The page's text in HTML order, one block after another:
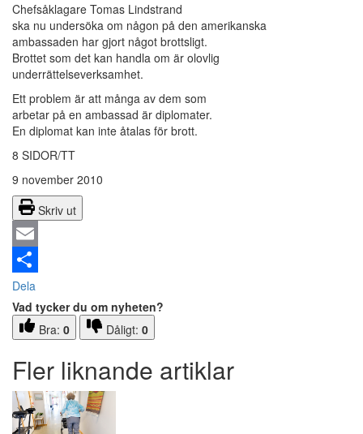
Chefsåklagare Tomas Lindstrand
ska nu undersöka om någon på den amerikanska
ambassaden har gjort något brottsligt.
Brottet som det kan handla om är olovlig
underrättelseverksamhet.
Ett problem är att många av dem som
arbetar på en ambassad är diplomater.
En diplomat kan inte åtalas för brott.
8 SIDOR/TT
9 november 2010
Skriv ut
Email
Dela
Vad tycker du om nyheten?
Bra: 0 Dåligt: 0
Fler liknande artiklar